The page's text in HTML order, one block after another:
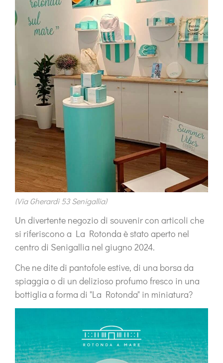
(Via Gherardi 53 Senigallia)
Un divertente negozio di souvenir con articoli che
si riferiscono a La Rotonda è stato aperto nel
centro di Senigallia nel giugno 2024.
Che ne dite di pantofole estive, di una borsa da
spiaggia o di un delizioso profumo fresco in una
bottiglia a forma di "La Rotonda" in miniatura?